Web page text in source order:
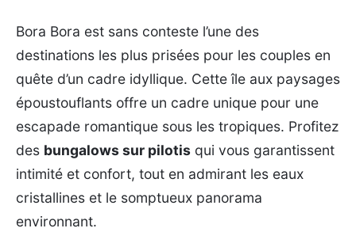
Bora Bora est sans conteste l’une des
destinations les plus prisées pour les couples en
quête d’un cadre idyllique. Cette île aux paysages
époustouflants offre un cadre unique pour une
escapade romantique sous les tropiques. Profitez
des bungalows sur pilotis qui vous garantissent
intimité et confort, tout en admirant les eaux
cristallines et le somptueux panorama
environnant.